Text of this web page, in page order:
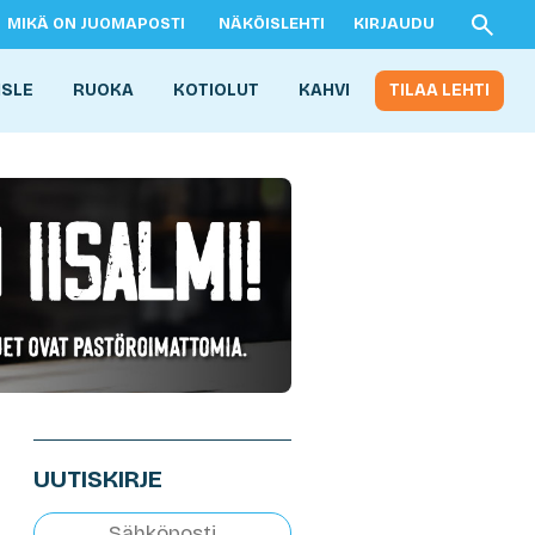
MIKÄ ON JUOMAPOSTI NÄKÖISLEHTI KIRJAUDU
RUOKA KOTIOLUT KAHVI TILAA LEHTI
UUTISKIRJE